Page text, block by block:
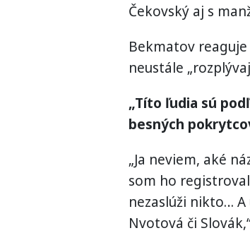
Čekovský aj s
Bekmatov
neustále
„Títo ľudia sú
besných
„Ja neviem, aké
som ho
nezaslúži nikto…
Nvotová či